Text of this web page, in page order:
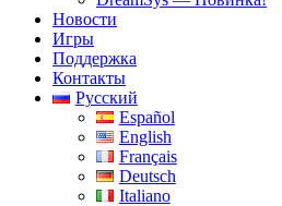
Новости
Игры
Поддержка
Контакты
Русский
Español
English
Français
Deutsch
Italiano